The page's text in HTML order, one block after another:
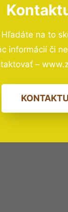
Hľadáte na to
informácií či
–